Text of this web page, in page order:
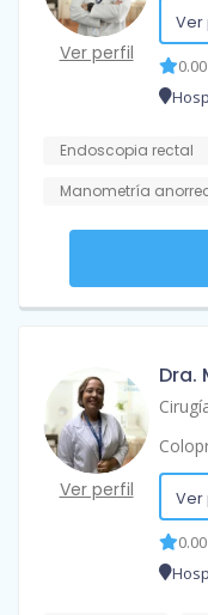
Ver perfil
Ver
0.00
Endoscopia rectal
Manometría
Ver perfil
Dra.
Ver
0.00